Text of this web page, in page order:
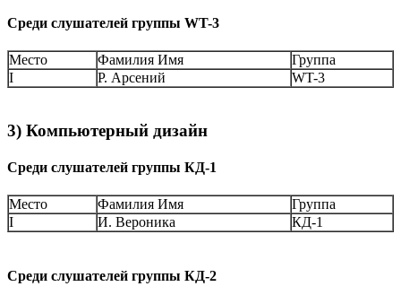
Среди слушателей группы WT-3
Место Фамилия Имя
Группа
I
Р. Арсений WT-3
3) Компьютерный дизайн
Среди слушателей группы КД-1
Место Фамилия Имя
Группа
I
И. Вероника КД-1
Среди слушателей группы КД-2